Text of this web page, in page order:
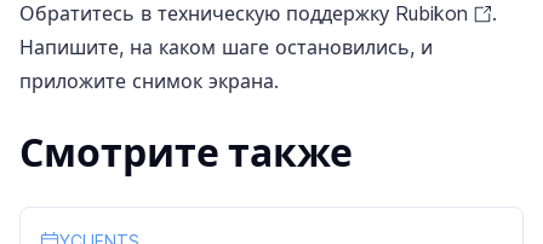
Обратитесь в техническую поддержку Rubikon
.
Напишите, на каком шаге остановились, и
приложите снимок экрана.
Смотрите также